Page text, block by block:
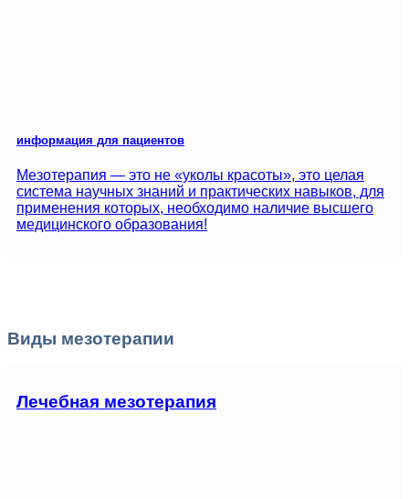
информация для пациентов
Мезотерапия — это не «уколы красоты», это целая
система научных знаний и практических навыков, для
применения которых, необходимо наличие высшего
медицинского образования!
Виды мезотерапии
Лечебная мезотерапия